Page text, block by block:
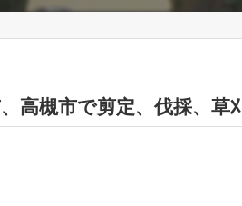
高槻市で剪定、伐採、